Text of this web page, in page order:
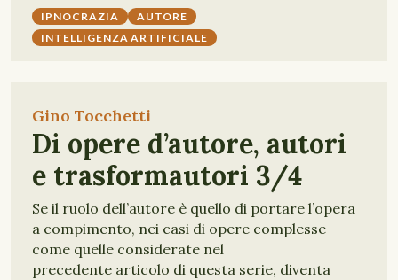
IPNOCRAZIA
AUTORE
INTELLIGENZA ARTIFICIALE
Gino Tocchetti
Di opere d’autore, autori
e trasformautori 3/4
Se il ruolo dell’autore è quello di portare l’opera
a compimento, nei casi di opere complesse
come quelle considerate nel
precedente articolo di questa serie, diventa